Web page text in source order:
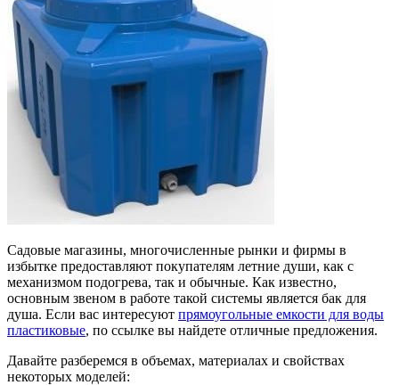
Садовые магазины, многочисленные рынки и фирмы в
избытке предоставляют покупателям летние души, как с
механизмом подогрева, так и обычные. Как известно,
основным звеном в работе такой системы является бак для
душа. Если вас интересуют прямоугольные емкости для воды
пластиковые, по ссылке вы найдете отличные предложения.
Давайте разберемся в объемах, материалах и свойствах
некоторых моделей: